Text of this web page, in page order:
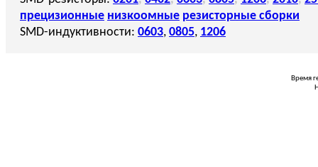
прецизионные низкоомные резисторные сборки
SMD-индуктивности: 0603, 0805, 1206
Время